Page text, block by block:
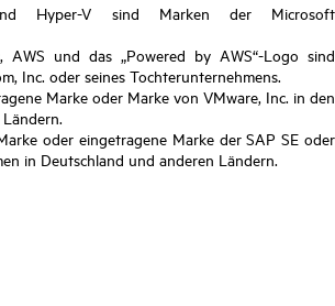
Hyper-V sind Marken der Microsoft
AWS und das „Powered by AWS“-Logo sind
Inc. oder seines Tochterunternehmens.
Marke oder Marke von VMware, Inc. in den
oder eingetragene Marke der SAP SE oder
in Deutschland und anderen Ländern.